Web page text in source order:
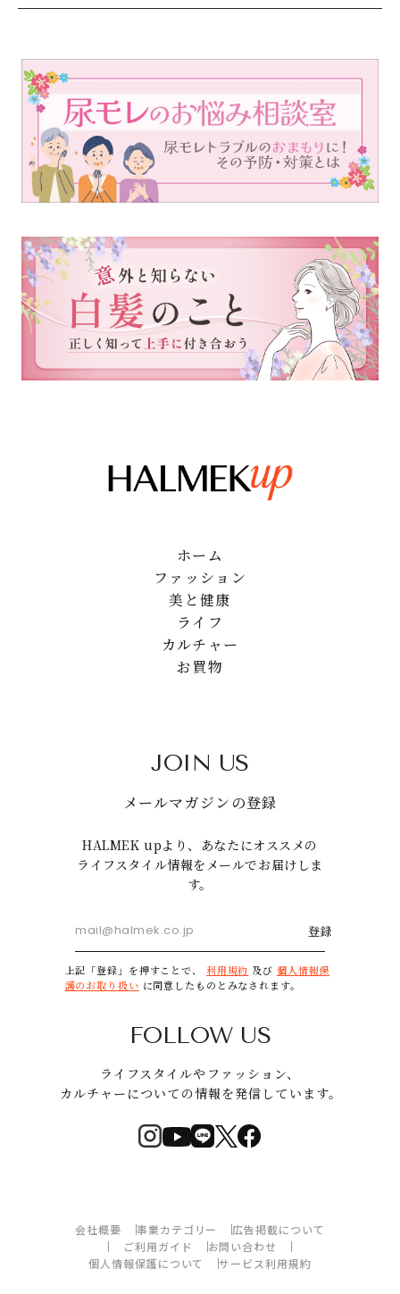
ホーム
ファッション
美と健康
ライフ
カルチャー
お買物
JOIN US
メールマガジンの登録
HALMEK upより、あなたにオススメの
ライフスタイル情報をメールでお届けしま
す。
登録
上記「登録」を押すことで、 利用規約 及び 個人情報保
護のお取り扱い に同意したものとみなされます。
FOLLOW US
ライフスタイルやファッション、
カルチャーについての情報を発信しています。
会社概要 事業カテゴリー
広告掲載について
ご利用ガイド
お問い合わせ
個人情報保護について
サービス利用規約